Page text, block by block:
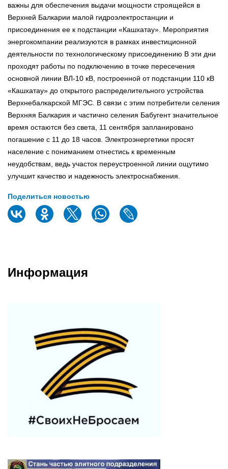
важны для обеспечения выдачи мощности строящейся в
Верхней Балкарии малой гидроэлектростанции и
присоединения ее к подстанции «Кашхатау». Мероприятия
энергокомпании реализуются в рамках инвестиционной
деятельности по технологическому присоединению В эти дни
проходят работы по подключению в точке пересечения
основной линии ВЛ-10 кВ, построенной от подстанции 110 кВ
«Кашхатау» до открытого распределительного устройства
Верхнебалкарской МГЭС. В связи с этим потребители селения
Верхняя Балкария и частично селения Бабугент значительное
время остаются без света, 11 сентября запланировано
погашение с 11 до 18 часов. Электроэнергетики просят
население с пониманием отнестись к временным
неудобствам, ведь участок переустроенной линии ощутимо
улучшит качество и надежность электроснабжения.
Поделиться новостью
Информация